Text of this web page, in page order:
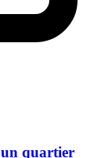
un quartier